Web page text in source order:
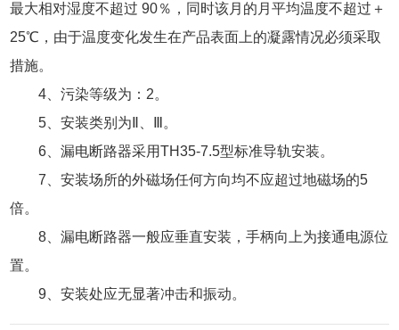
最大相对湿度不超过 90％，同时该月的月平均温度不超过＋
25℃，由于温度变化发生在产品表面上的凝露情况必须采取
措施。
4、污染等级为：2。
5、安装类别为Ⅱ、Ⅲ。
6、漏电断路器采用TH35-7.5型标准导轨安装。
7、安装场所的外磁场任何方向均不应超过地磁场的5
倍。
8、漏电断路器一般应垂直安装，手柄向上为接通电源位
置。
9、安装处应无显著冲击和振动。